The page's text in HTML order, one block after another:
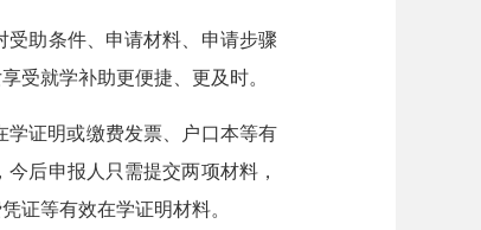
助条件、申请材料、申请步骤
受就学补助更便捷、更及时。
证明或缴费发票、户口本等有
后申报人只需提交两项材料，
证等有效在学证明材料。